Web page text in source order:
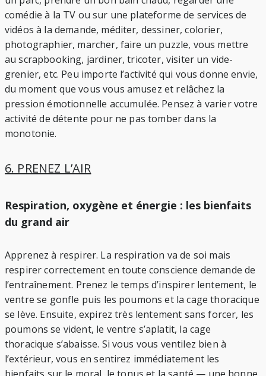
comédie à la TV ou sur une plateforme de services de
vidéos à la demande, méditer, dessiner, colorier,
photographier, marcher, faire un puzzle, vous mettre
au scrapbooking, jardiner, tricoter, visiter un vide-
grenier, etc. Peu importe l’activité qui vous donne envie,
du moment que vous vous amusez et relâchez la
pression émotionnelle accumulée. Pensez à varier votre
activité de détente pour ne pas tomber dans la
monotonie.
6. PRENEZ L’AIR
Respiration, oxygène et énergie : les bienfaits
du grand air
Apprenez à respirer. La respiration va de soi mais
respirer correctement en toute conscience demande de
l’entraînement. Prenez le temps d’inspirer lentement, le
ventre se gonfle puis les poumons et la cage thoracique
se lève. Ensuite, expirez très lentement sans forcer, les
poumons se vident, le ventre s’aplatit, la cage
thoracique s’abaisse. Si vous vous ventilez bien à
l’extérieur, vous en sentirez immédiatement les